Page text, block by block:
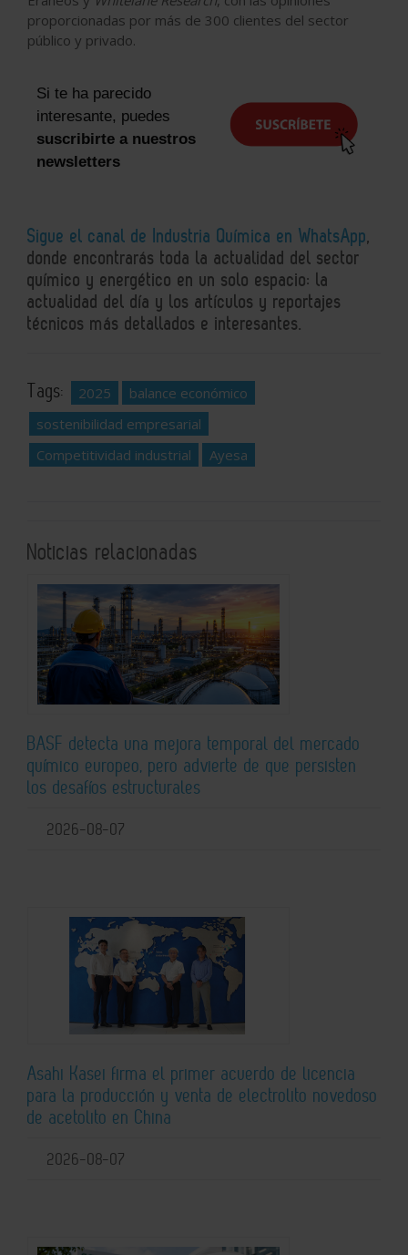
proporcionadas por más de 300 clientes del sector
público y privado.
Si te ha parecido
interesante, puedes
suscribirte a nuestros
newsletters
Sigue el canal de Industria Química en WhatsApp,
donde encontrarás toda la actualidad del sector
químico y energético en un solo espacio: la
actualidad del día y los artículos y reportajes
técnicos más detallados e interesantes.
Tags: 2025
balance económico
sostenibilidad empresarial
Competitividad industrial
Ayesa
Noticias relacionadas
BASF detecta una mejora temporal del mercado
químico europeo, pero advierte de que persisten
los desafíos estructurales
2026-08-07
Asahi Kasei firma el primer acuerdo de licencia
para la producción y venta de electrolito novedoso
de acetolito en China
2026-08-07